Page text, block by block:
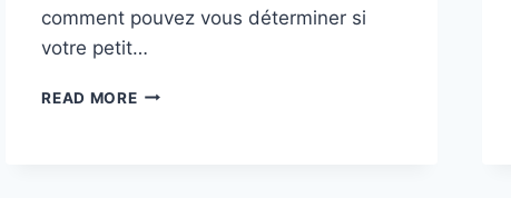
comment pouvez vous déterminer si
votre petit…
READ MOREIL